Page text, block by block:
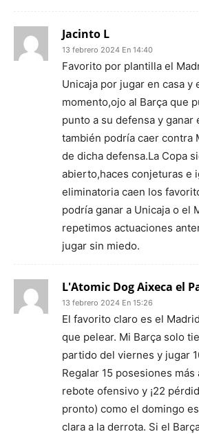
Jacinto L
13 febrero 2024 En 14:40
Favorito por plantilla el
Unicaja por jugar en casa y
momento,ojo al Barça que
punto a su defensa y ganar
también podría caer contra
de dicha defensa.La Copa
abierto,haces conjeturas e
eliminatoria caen los
podría ganar a Unicaja o el
repetimos actuaciones
jugar sin miedo.
L'Atomic Dog Aixeca el
13 febrero 2024 En 15:26
El favorito claro es el
que pelear. Mi Barça solo
partido del viernes y jugar
Regalar 15 posesiones
rebote ofensivo y ¡22
pronto) como el domingo
clara a la derrota. Si el